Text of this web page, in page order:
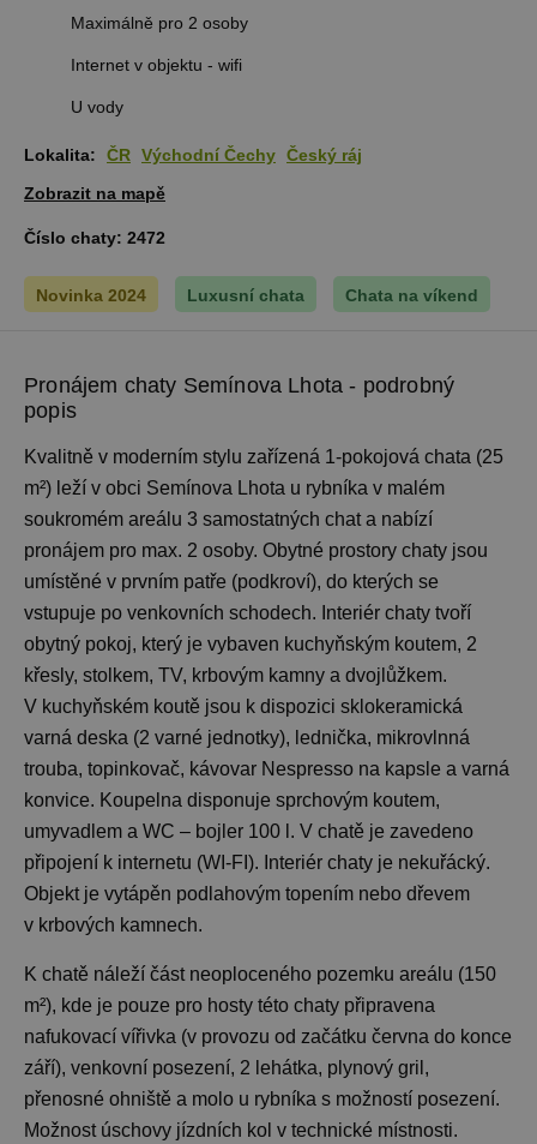
Maximálně pro 2 osoby
Internet v objektu - wifi
U vody
Lokalita: ČR Východní Čechy Český ráj
Zobrazit na mapě
Číslo chaty: 2472
Novinka 2024 Luxusní chata Chata na víkend
Pronájem chaty Semínova Lhota - podrobný
popis
Kvalitně v moderním stylu zařízená 1-pokojová chata (25
m²) leží v obci Semínova Lhota u rybníka v malém
soukromém areálu 3 samostatných chat a nabízí
pronájem pro max. 2 osoby. Obytné prostory chaty jsou
umístěné v prvním patře (podkroví), do kterých se
vstupuje po venkovních schodech. Interiér chaty tvoří
obytný pokoj, který je vybaven kuchyňským koutem, 2
křesly, stolkem, TV, krbovým kamny a dvojlůžkem.
V kuchyňském koutě jsou k dispozici sklokeramická
varná deska (2 varné jednotky), lednička, mikrovlnná
trouba, topinkovač, kávovar Nespresso na kapsle a varná
konvice. Koupelna disponuje sprchovým koutem,
umyvadlem a WC – bojler 100 l. V chatě je zavedeno
připojení k internetu (WI-FI). Interiér chaty je nekuřácký.
Objekt je vytápěn podlahovým topením nebo dřevem
v krbových kamnech.
K chatě náleží část neoploceného pozemku areálu (150
m²), kde je pouze pro hosty této chaty připravena
nafukovací vířivka (v provozu od začátku června do konce
září), venkovní posezení, 2 lehátka, plynový gril,
přenosné ohniště a molo u rybníka s možností posezení.
Možnost úschovy jízdních kol v technické místnosti.